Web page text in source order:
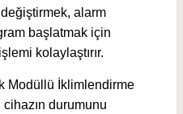
değiştirmek, alarm
başlatmak için
kolaylaştırır.
Modüllü İklimlendirme
cihazın durumunu